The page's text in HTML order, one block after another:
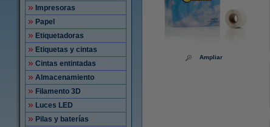
Impresoras
Papel
Etiquetadoras
Etiquetas y cintas
Cintas entintadas
Almacenamiento
Filamento 3D
Luces LED
Pilas y baterías
Ampliar